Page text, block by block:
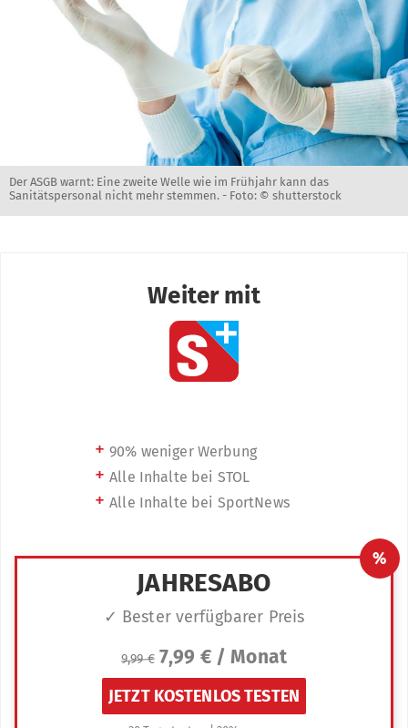
Der ASGB warnt: Eine zweite Welle wie im Frühjahr kann das
Sanitätspersonal nicht mehr stemmen. - Foto: © shutterstock